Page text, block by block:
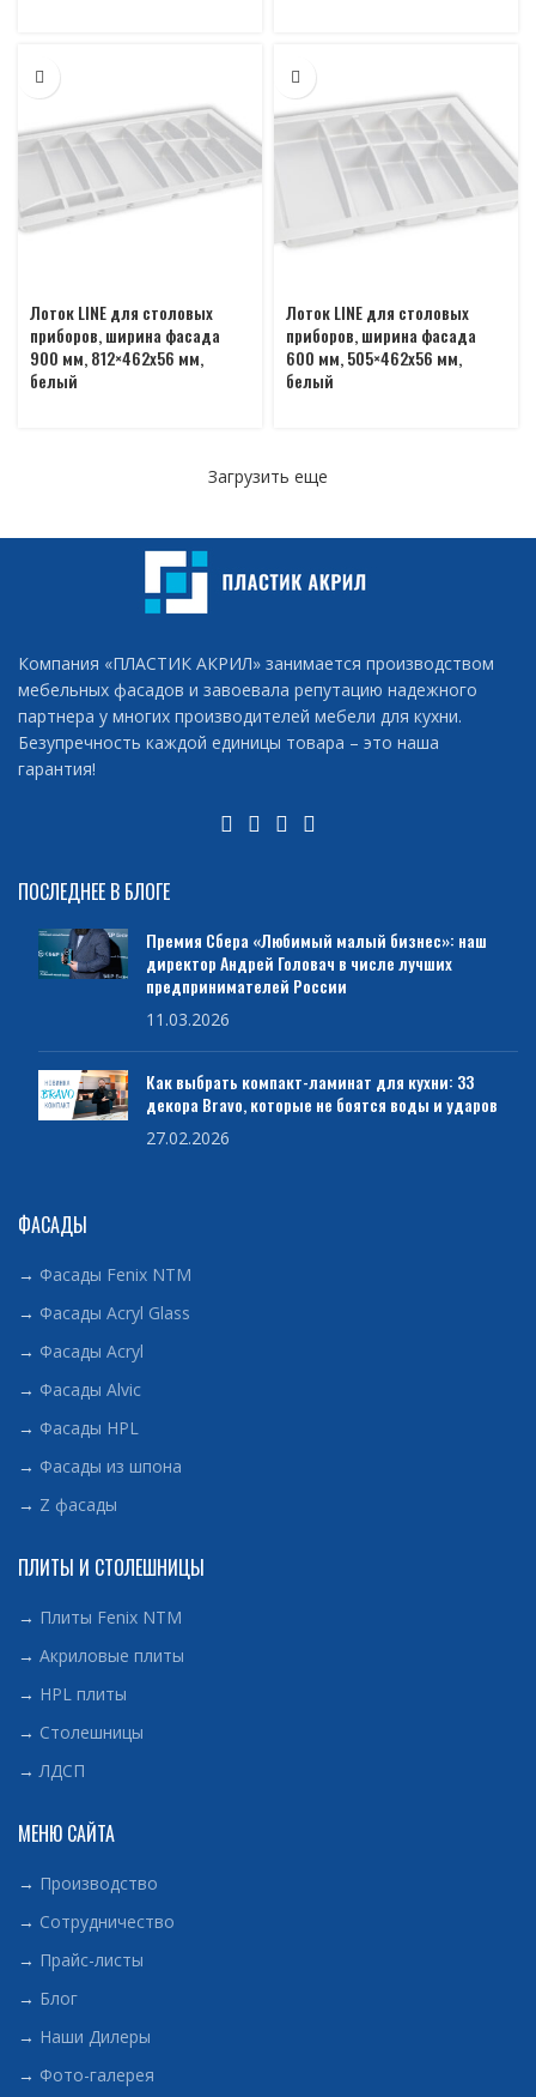
Лоток LINE для столовых
приборов, ширина фасада
900 мм, 812×462х56 мм,
белый
Лоток LINE для столовых
приборов, ширина фасада
600 мм, 505×462х56 мм,
белый
Загрузить еще
Компания «ПЛАСТИК АКРИЛ» занимается производством
мебельных фасадов и завоевала репутацию надежного
партнера у многих производителей мебели для кухни.
Безупречность каждой единицы товара – это наша
гарантия!
ПОСЛЕДНЕЕ В БЛОГЕ
Премия Сбера «Любимый малый бизнес»: наш
директор Андрей Головач в числе лучших
предпринимателей России
11.03.2026
Как выбрать компакт-ламинат для кухни: 33
декора Bravo, которые не боятся воды и ударов
27.02.2026
ФАСАДЫ
→ Фасады Fenix NTM
→ Фасады Acryl Glass
→ Фасады Acryl
→ Фасады Alvic
→ Фасады HPL
→ Фасады из шпона
→ Z фасады
ПЛИТЫ И СТОЛЕШНИЦЫ
→ Плиты Fenix NTM
→ Акриловые плиты
→ HPL плиты
→ Столешницы
→ЛДСП
МЕНЮ САЙТА
→ Производство
→ Сотрудничество
→ Прайс-листы
→ Блог
→ Наши Дилеры
→ Фото-галерея